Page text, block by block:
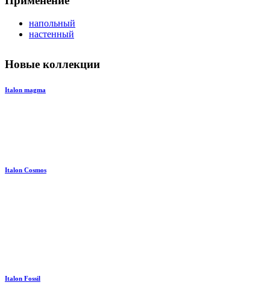
напольный
настенный
Новые коллекции
Italon magma
Italon Cosmos
Italon Fossil